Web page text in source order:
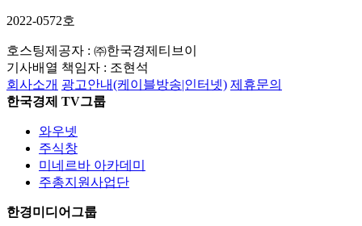
2022-0572호
호스팅제공자 : ㈜한국경제티브이
기사배열 책임자 : 조현석
회사소개 광고안내(케이블방송|인터넷) 제휴문의
한국경제 TV그룹
와우넷
주식창
미네르바 아카데미
주총지원사업단
한경미디어그룹